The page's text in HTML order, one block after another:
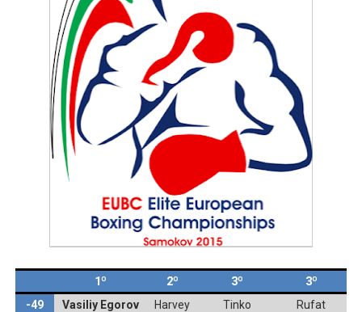
Campeonato de Europa de MTB 2026 (Monteceneri,
Campeonato de Europa de remo 2026 (Varese, Italia)
Mundial de lacrosse femenino 2026 (Tokio, Japón) -
Máxima celebración en el último Impact! con Jason
Mundial de esgrima 2026 (Hong Kong) - La
Raquel Rodriguez es la nueva monarca
Campeonato de Europa de atletismo femenino 2026
1º 2º 3º 3º
-49
Vasiliy Egorov
Harvey
Tinko
Rufat